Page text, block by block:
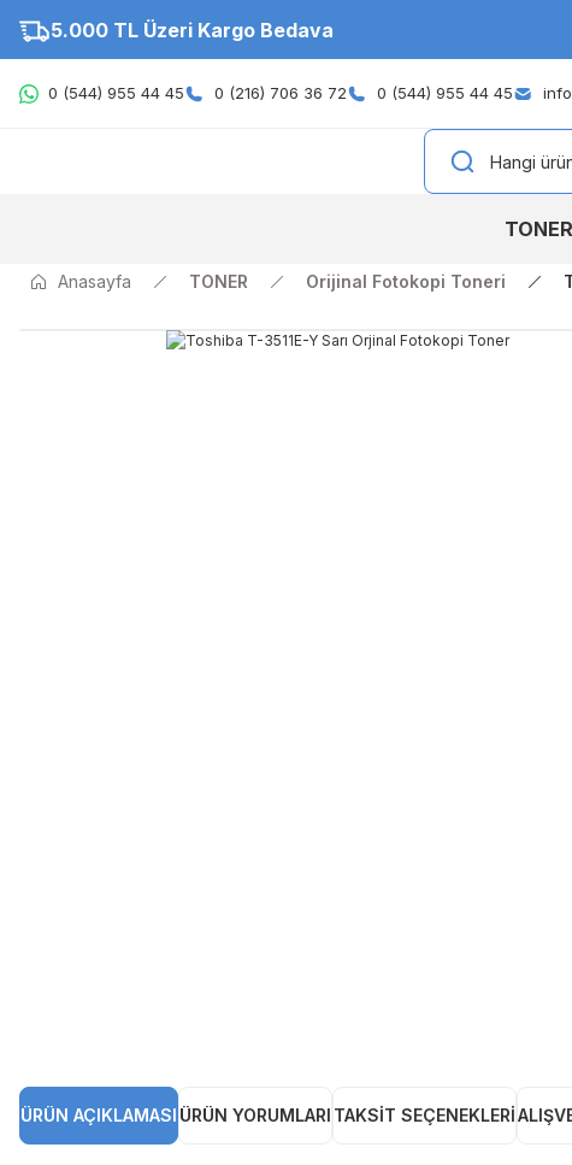
5.000 TL Üzeri Kargo Bedava
0 (544) 955 44 45 0 (216) 706 36 72 0 (544) 955 44 45
TONER
Anasayfa TONER Orijinal Fotokopi Toneri
ÜRÜN AÇIKLAMASI ÜRÜN YORUMLARI TAKSIT SEÇENEKLERI